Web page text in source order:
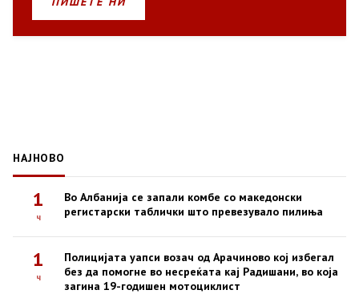
НАЈНОВО
1
ч
Во Албанија се запали комбе со македонски
регистарски таблички што превезувало пилиња
1
ч
Полицијата уапси возач од Арачиново кој избегал
без да помогне во несреќата кај Радишани, во која
загина 19-годишен мотоциклист